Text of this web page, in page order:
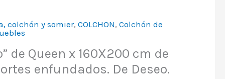
colchón y somier,COLCHON,Colchón de
de Queen x 160X200 cm de
enfundados. De Deseo.